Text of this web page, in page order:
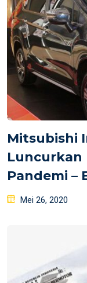
Mitsubishi
Luncurkan
Pandemi –
Posted
Mei 26, 2020